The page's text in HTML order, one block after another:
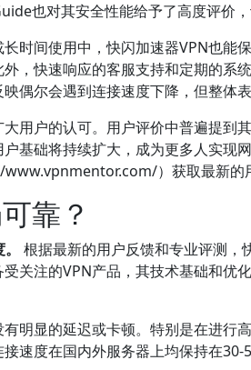
也对其安全性能给予了高度评价，
时间使用中，快闪加速器VPN也能
，快速响应的客服支持和定期的系
尔会遇到连接速度下降，但整体
用户的认可。用户评价中普遍提到
基础将持续扩大，成为更多人实现
）获取最新的
靠？
根据最新的用户反馈和专业评测，
关注的VPN产品，其技术基础和优
明显的延迟或卡顿。特别是在进行
速度在国内外服务器上均保持在30-